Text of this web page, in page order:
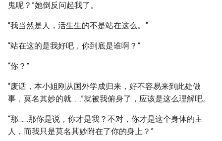
鬼呢？”她倒反问起我了。
“我当然是人，活生生的不是站在这么。”
“站在这的是我好吧，你到底是谁啊？”
“你？”
“废话，本小姐刚从国外学成归来，好不容易来到此处做
事，莫名其妙的就……”就被我俯身了，应该是这么理解吧。
“那……那你是说，你才是我？不对，你才是这个身体的主
人，而我只是莫名其妙附在了你的身上？”